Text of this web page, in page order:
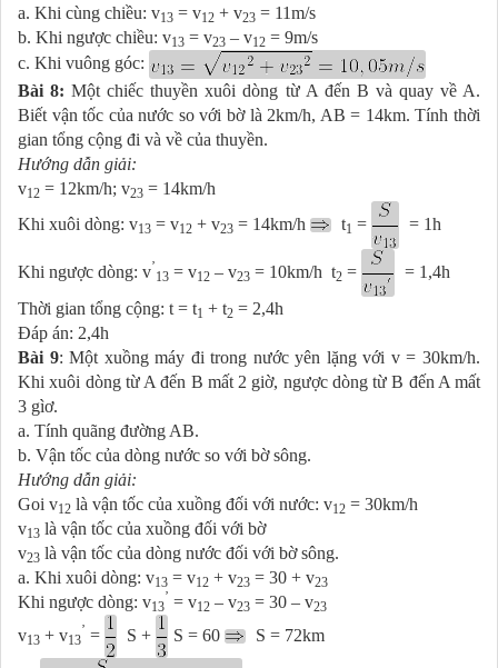
a. Khi cùng chiều: v13 = v12 + v23 = 11m/s
b. Khi ngược chiều: v13 = v23 – v12 = 9m/s
c. Khi vuông góc:
Bài 8: Một chiếc thuyền xuôi dòng từ A đến B và quay về A.
Biết vận tốc của nước so với bờ là 2km/h, AB = 14km. Tính thời
gian tổng cộng đi và về của thuyền.
Hướng dẫn giải:
v12 = 12km/h; v23 = 14km/h
Khi xuôi dòng: v13 = v12 + v23 = 14km/h t1 = = 1h
Khi ngược dòng: v’
13 = v12 – v23 = 10km/h t2 =
= 1,4h
Thời gian tổng cộng: t = t1 + t2 = 2,4h
Đáp án: 2,4h
Bài 9: Một xuồng máy đi trong nước yên lặng với v = 30km/h.
Khi xuôi dòng từ A đến B mất 2 giờ, ngược dòng từ B đến A mất
3 gìơ.
a. Tính quãng đường AB.
b. Vận tốc của dòng nước so với bờ sông.
Hướng dẫn giải:
Goi v12 là vận tốc của xuồng đối với nước: v12 = 30km/h
v13 là vận tốc của xuồng đối với bờ
v23 là vận tốc của dòng nước đối với bờ sông.
a. Khi xuôi dòng: v13 = v12 + v23 = 30 + v23
Khi ngược dòng: v13
’ = v12 – v23 = 30 – v23
v13 + v13
’ = S + S = 60 S = 72km